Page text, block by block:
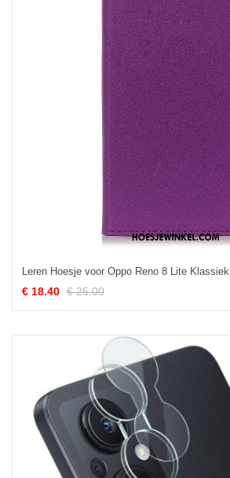
Leren Hoesje voor Oppo Reno 8 Lite Klassiek
€ 18.40 € 25.00